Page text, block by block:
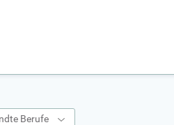
Berufe